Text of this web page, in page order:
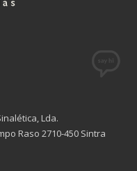
Lda.
Raso 2710-450 Sintra